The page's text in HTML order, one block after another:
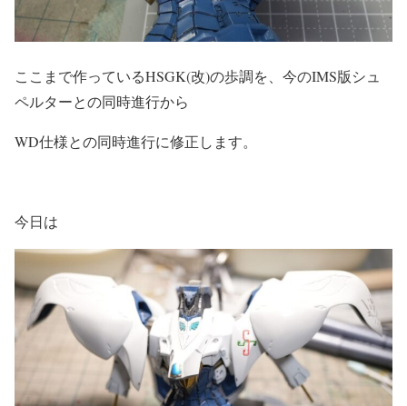
ここまで作っているHSGK(改)の歩調を、今のIMS版シュ
ペルターとの同時進行から
WD仕様との同時進行に修正します。
今日は